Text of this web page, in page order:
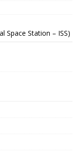
Space Station – ISS)